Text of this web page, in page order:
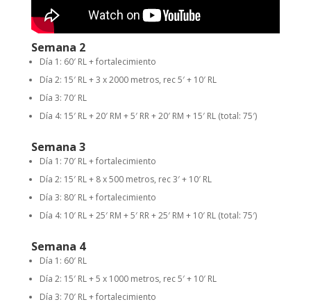
Semana 2
Día 1: 60′ RL + fortalecimiento
Día 2: 15′ RL + 3 x 2000 metros, rec 5′ + 10′ RL
Día 3: 70′ RL
Día 4: 15′ RL + 20′ RM + 5′ RR + 20′ RM + 15′ RL (total: 75′)
Semana 3
Día 1: 70′ RL + fortalecimiento
Día 2: 15′ RL + 8 x 500 metros, rec 3′ + 10′ RL
Día 3: 80′ RL + fortalecimiento
Día 4: 10′ RL + 25′ RM + 5′ RR + 25′ RM + 10′ RL (total: 75′)
Semana 4
Día 1: 60′ RL
Día 2: 15′ RL + 5 x 1000 metros, rec 5′ + 10′ RL
Día 3: 70′ RL + fortalecimiento